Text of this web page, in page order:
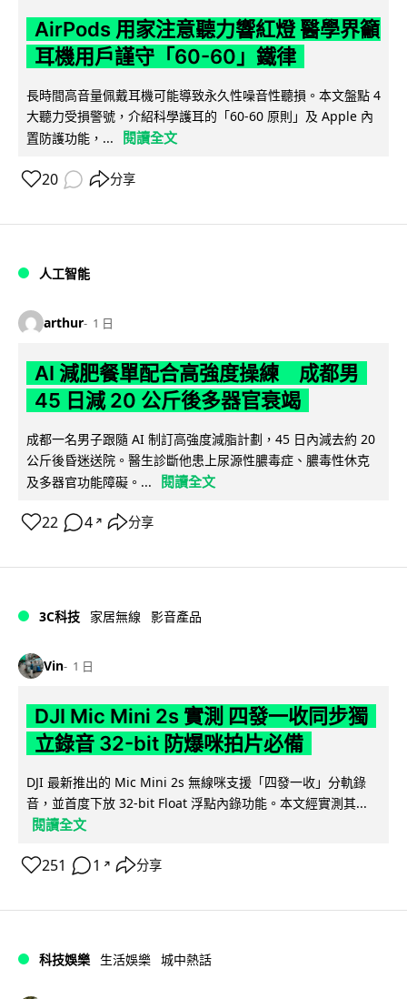
AirPods 用家注意聽力響紅燈 醫學界籲
耳機用戶謹守「60-60」鐵律
長時間高音量佩戴耳機可能導致永久性噪音性聽損。本文盤點 4
大聽力受損警號，介紹科學護耳的「60-60 原則」及 Apple 內
置防護功能，...
閱讀全文
20 分享
人工智能
arthur 1 日
AI 減肥餐單配合高強度操練 成都男
45 日減 20 公斤後多器官衰竭
成都一名男子跟隨 AI 制訂高強度減脂計劃，45 日內減去約 20
公斤後昏迷送院。醫生診斷他患上尿源性膿毒症、膿毒性休克
及多器官功能障礙。...
閱讀全文
22 4 ↗ 分享
3C科技 家居無線 影音產品
Vin 1 日
DJI Mic Mini 2s 實測 四發一收同步獨
立錄音 32-bit 防爆咪拍片必備
DJI 最新推出的 Mic Mini 2s 無線咪支援「四發一收」分軌錄
音，並首度下放 32-bit Float 浮點內錄功能。本文經實測其...
閱讀全文
251 1 ↗ 分享
科技娛樂 生活娛樂 城中熱話